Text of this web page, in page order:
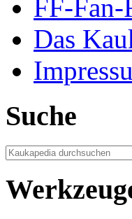
FF-Fan-
Das
Suche